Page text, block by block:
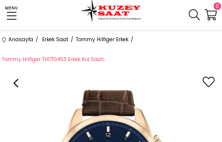
MENU 0
Anasayfa Erkek Saat Tommy Hilfiger Erkek
Tommy Hilfiger TH1710453 Erkek Kol Saati